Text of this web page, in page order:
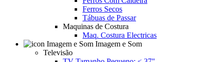
Ferros Secos
Tábuas de Passar
Maquinas de Costura
Maq. Costura Electricas
Imagem e Som
Televisão